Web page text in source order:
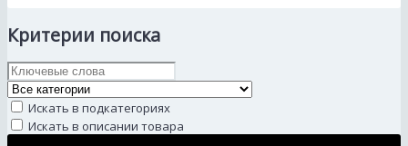
Критерии поиска
Искать в подкатегориях
Искать в описании товара